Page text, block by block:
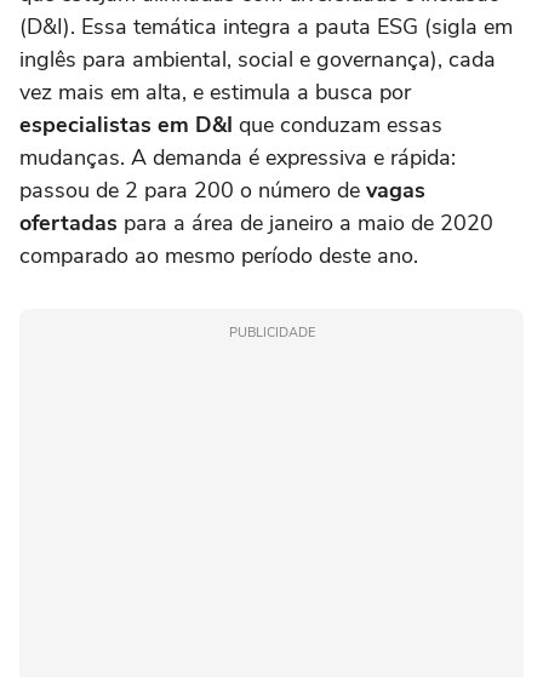
(D&I). Essa temática integra a pauta ESG (sigla em
inglês para ambiental, social e governança), cada
vez mais em alta, e estimula a busca por
especialistas em D&I que conduzam essas
mudanças. A demanda é expressiva e rápida:
passou de 2 para 200 o número de vagas
ofertadas para a área de janeiro a maio de 2020
comparado ao mesmo período deste ano.
PUBLICIDADE